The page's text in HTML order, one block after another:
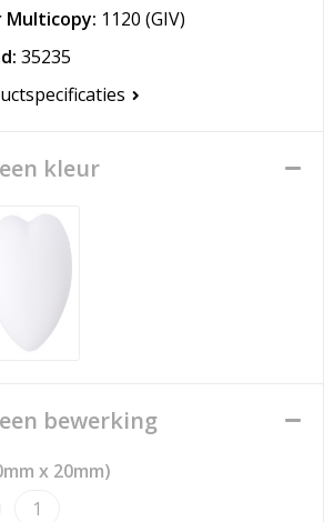
1120 (GIV)
35235
kleur
bewerking
x 20mm)
1